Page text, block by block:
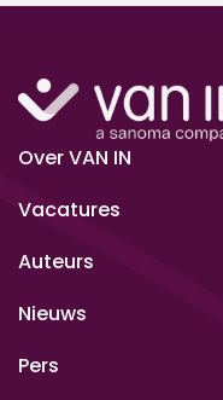
Over VAN IN
Vacatures
Auteurs
Nieuws
Pers